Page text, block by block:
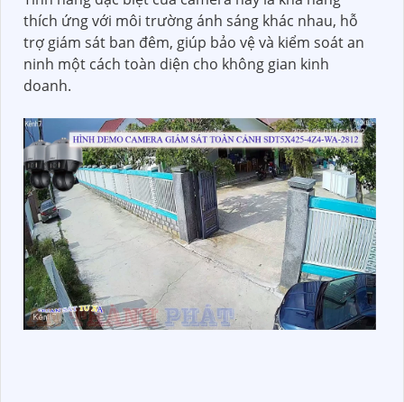
thích ứng với môi trường ánh sáng khác nhau, hỗ
trợ giám sát ban đêm, giúp bảo vệ và kiểm soát an
ninh một cách toàn diện cho không gian kinh
doanh.